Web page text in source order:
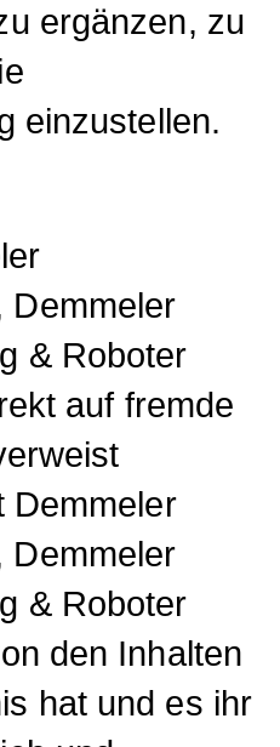
ergänzen, zu
einzustellen.
Demmeler
& Roboter
auf fremde
Demmeler
Demmeler
& Roboter
den Inhalten
hat und es ihr